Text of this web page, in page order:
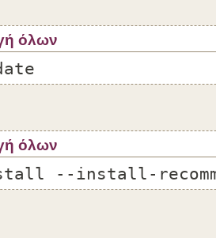
όλων
όλων
--install-